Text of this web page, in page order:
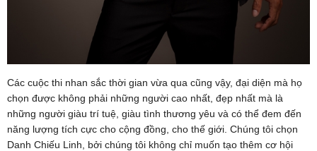
Các cuộc thi nhan sắc thời gian vừa qua cũng vậy, đại diện mà họ
chọn được không phải những người cao nhất, đẹp nhất mà là
những người giàu trí tuệ, giàu tình thương yêu và có thể đem đến
năng lượng tích cực cho cộng đồng, cho thế giới. Chúng tôi chọn
Danh Chiếu Linh, bởi chúng tôi không chỉ muốn tạo thêm cơ hội